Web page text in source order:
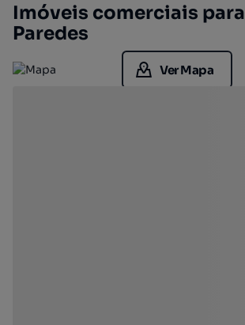
Imóveis comerciais
Paredes
Ver Mapa